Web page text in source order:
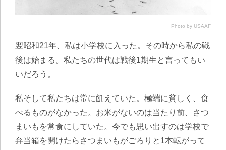
Photo by USAAF
翌昭和21年、私は小学校に入った。その時から私の戦
後は始まる。私たちの世代は戦後1期生と言ってもい
いだろう。
私そして私たちは常に飢えていた。極端に貧しく、食
べるものがなかった。お米がないのは当たり前、さつ
まいもを常食にしていた。今でも思い出すのは学校で
弁当箱を開けたらさつまいもがごろりと1本転がって